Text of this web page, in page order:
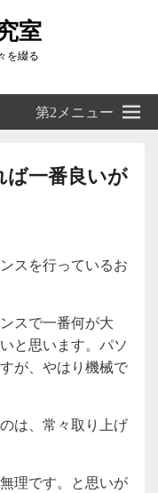
室
を綴る
第2メニュー
一番良いが
スを行っているお
スで一番何が大
と思います。パソ
が、やはり機械で
は、常々取り上げ
理です。と思いが